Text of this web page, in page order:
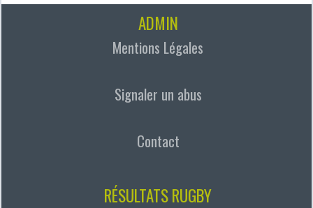
ADMIN
Mentions Légales
Signaler un abus
Contact
RÉSULTATS RUGBY